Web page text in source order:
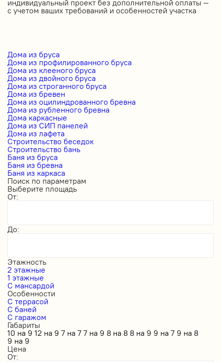
индивидуальный проект без дополнительной оплаты —
с учетом ваших требований и особенностей участка
Дома из бруса
Дома из профилированного бруса
Дома из клееного бруса
Дома из двойного бруса
Дома из строганного бруса
Дома из бревен
Дома из оцилиндрованного бревна
Дома из рубленного бревна
Дома каркасные
Дома из СИП панелей
Дома из лафета
Строительство беседок
Строительство бань
Баня из бруса
Баня из бревна
Баня из каркаса
Поиск по параметрам
Выберите площадь
От:
До:
Этажность
2 этажные
1 этажные
С мансардой
Особенности
С террасой
С баней
С гаражом
Габариты
10 на 9 12 на 9 7 на 7 7 на 9 8 на 8 8 на 9 9 на 7 9 на 8
9 на 9
Цена
От: